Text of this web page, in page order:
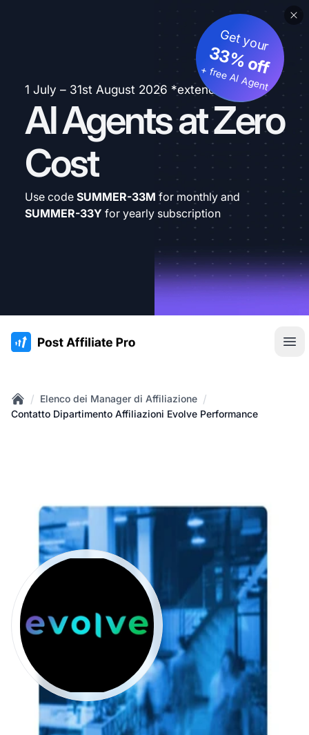
1 July – 31st August 2026 *extended
AI Agents at Zero
Cost
Get your
33% off
+ free AI Agent
Use code SUMMER-33M for monthly and
SUMMER-33Y for yearly subscription
:site.title
Home
/ Elenco dei Manager di Affiliazione /
Contatto Dipartimento Affiliazioni Evolve Performance